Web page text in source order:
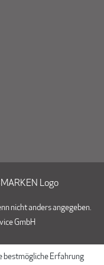
nicht anders angegeben.
GmbH
bestmögliche Erfahrung